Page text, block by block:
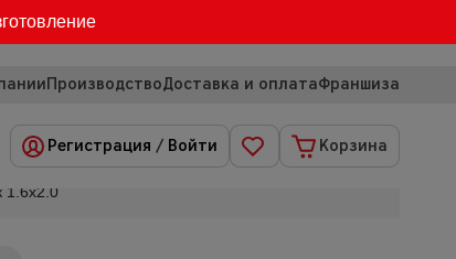
ПроизводствоДоставка и оплатаФраншиза
Регистрация / Войти Корзина